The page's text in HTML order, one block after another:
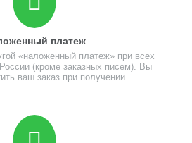
платеж
«наложенный платеж» при всех
(кроме заказных писем). Вы
ваш заказ при получении.